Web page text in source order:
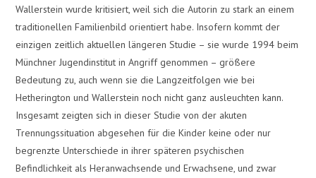
Wallerstein wurde kritisiert, weil sich die Autorin zu stark an einem
traditionellen Familienbild orientiert habe. Insofern kommt der
einzigen zeitlich aktuellen längeren Studie – sie wurde 1994 beim
Münchner Jugendinstitut in Angriff genommen – größere
Bedeutung zu, auch wenn sie die Langzeitfolgen wie bei
Hetherington und Wallerstein noch nicht ganz ausleuchten kann.
Insgesamt zeigten sich in dieser Studie von der akuten
Trennungssituation abgesehen für die Kinder keine oder nur
begrenzte Unterschiede in ihrer späteren psychischen
Befindlichkeit als Heranwachsende und Erwachsene, und zwar